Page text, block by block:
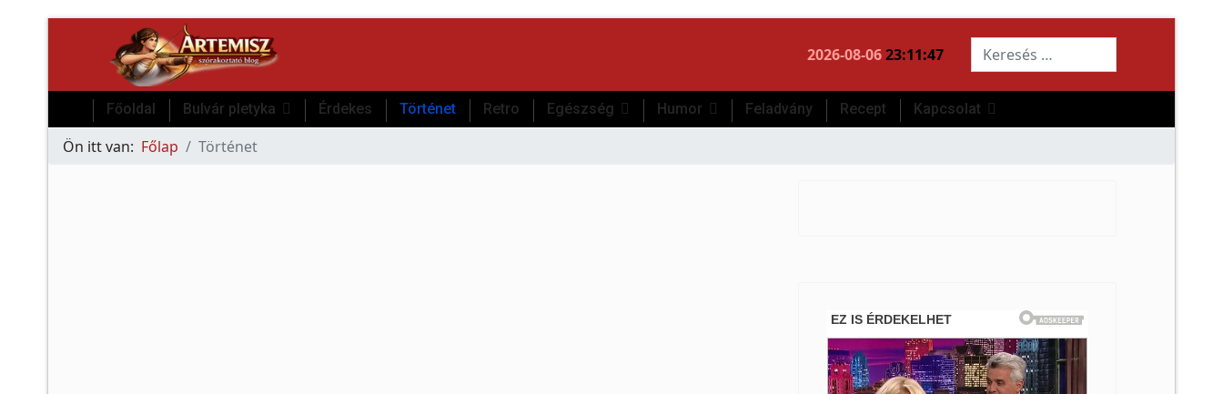
2026-08-0623:11:47 Keresés...
Főoldal Bulvár pletyka Érdekes Történet Retro Egészség Humor Feladvány Recept Kapcsolat
Ön itt van: Főlap Történet